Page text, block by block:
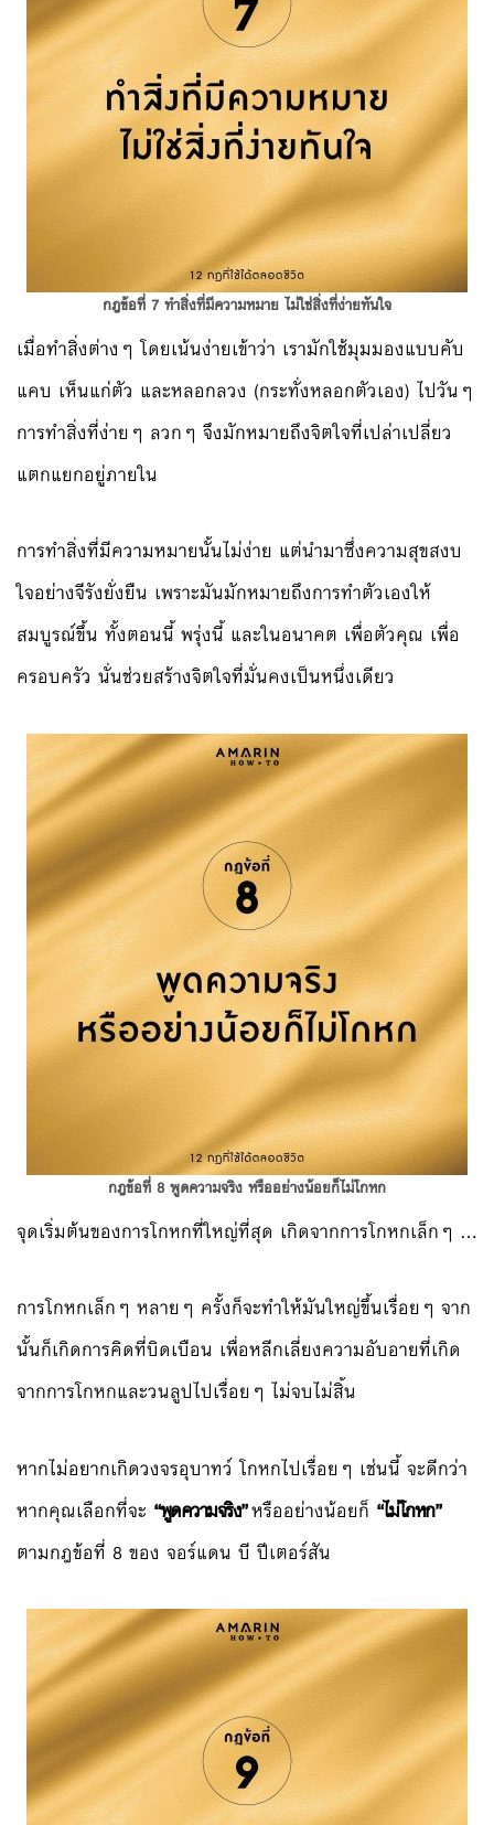
กฎข้อที่ 7 ทำสิ่งที่มีความหมาย ไม่ใช่สิ่งที่ง่ายทันใจ
เมื่อทำสิ่งต่างๆ โดยเน้นง่ายเข้าว่า เรามักใช้มุมมองแบบคับ
แคบ เห็นแก่ตัว และหลอกลวง (กระทั่งหลอกตัวเอง) ไปวันๆ
การทำสิ่งที่ง่ายๆ ลวกๆ จึงมักหมายถึงจิตใจที่เปล่าเปลี่ยว
แตกแยกอยู่ภายใน
การทำสิ่งที่มีความหมายนั้นไม่ง่าย แต่นำมาซึ่งความสุขสงบ
ใจอย่างจีรังยั่งยืน เพราะมันมักหมายถึงการทำตัวเองให้
สมบูรณ์ขึ้น ทั้งตอนนี้ พรุ่งนี้ และในอนาคต เพื่อตัวคุณ เพื่อ
ครอบครัว นั่นช่วยสร้างจิตใจที่มั่นคงเป็นหนึ่งเดียว
กฎข้อที่ 8 พูดความจริง หรืออย่างน้อยก็ไม่โกหก
จุดเริ่มต้นของการโกหกที่ใหญ่ที่สุด เกิดจากการโกหกเล็กๆ …
การโกหกเล็กๆ หลายๆ ครั้งก็จะทำให้มันใหญ่ขึ้นเรื่อยๆ จาก
นั้นก็เกิดการคิดที่บิดเบือน เพื่อหลีกเลี่ยงความอับอายที่เกิด
จากการโกหกและวนลูปไปเรื่อยๆ ไม่จบไม่สิ้น
หากไม่อยากเกิดวงจรอุบาทว์ โกหกไปเรื่อยๆ เช่นนี้ จะดีกว่า
หากคุณเลือกที่จะ “พูดความจริง”หรืออย่างน้อยก็ “ไม่โกหก”
ตามกฎข้อที่ 8 ของ จอร์แดน บี ปีเตอร์สัน